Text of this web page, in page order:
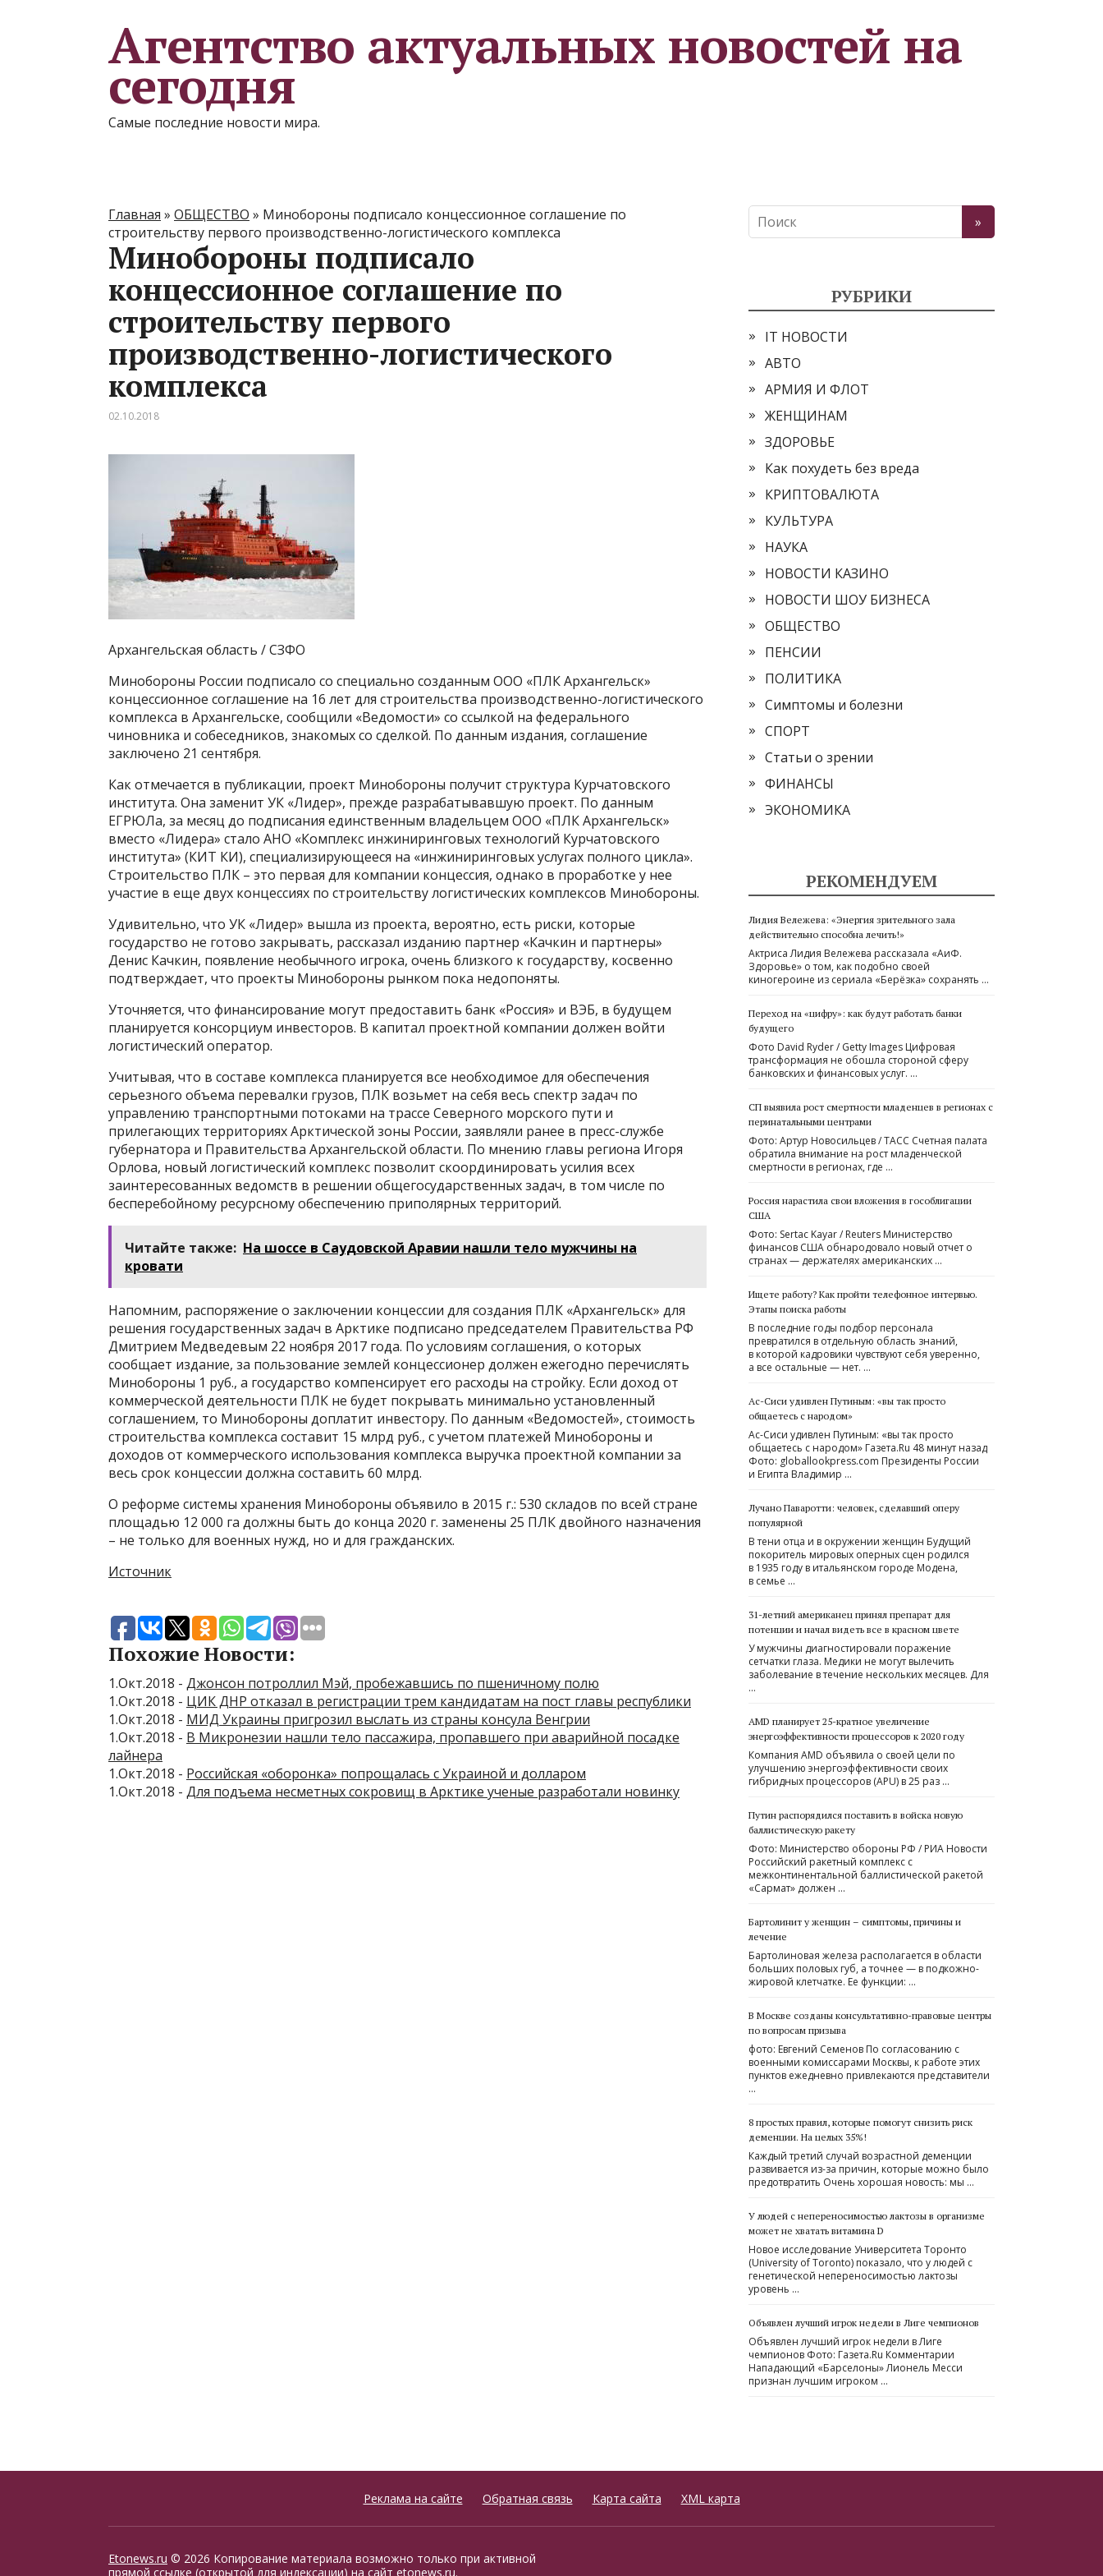
Агентство актуальных новостей на
сегодня
Самые последние новости мира.
Главная » ОБЩЕСТВО » Минобороны подписало концессионное соглашение по
строительству первого производственно-логистического комплекса
Минобороны подписало
концессионное соглашение по
строительству первого
производственно-логистического
комплекса
02.10.2018
Архангельская область / СЗФО
Минобороны России подписало со специально созданным ООО «ПЛК Архангельск»
концессионное соглашение на 16 лет для строительства производственно-логистического
комплекса в Архангельске, сообщили «Ведомости» со ссылкой на федерального
чиновника и собеседников, знакомых со сделкой. По данным издания, соглашение
заключено 21 сентября.
Как отмечается в публикации, проект Минобороны получит структура Курчатовского
института. Она заменит УК «Лидер», прежде разрабатывавшую проект. По данным
ЕГРЮЛа, за месяц до подписания единственным владельцем ООО «ПЛК Архангельск»
вместо «Лидера» стало АНО «Комплекс инжиниринговых технологий Курчатовского
института» (КИТ КИ), специализирующееся на «инжиниринговых услугах полного цикла».
Строительство ПЛК – это первая для компании концессия, однако в проработке у нее
участие в еще двух концессиях по строительству логистических комплексов Минобороны.
Удивительно, что УК «Лидер» вышла из проекта, вероятно, есть риски, которые
государство не готово закрывать, рассказал изданию партнер «Качкин и партнеры»
Денис Качкин, появление необычного игрока, очень близкого к государству, косвенно
подтверждает, что проекты Минобороны рынком пока недопоняты.
Уточняется, что финансирование могут предоставить банк «Россия» и ВЭБ, в будущем
планируется консорциум инвесторов. В капитал проектной компании должен войти
логистический оператор.
Учитывая, что в составе комплекса планируется все необходимое для обеспечения
серьезного объема перевалки грузов, ПЛК возьмет на себя весь спектр задач по
управлению транспортными потоками на трассе Северного морского пути и
прилегающих территориях Арктической зоны России, заявляли ранее в пресс-службе
губернатора и Правительства Архангельской области. По мнению главы региона Игоря
Орлова, новый логистический комплекс позволит скоординировать усилия всех
заинтересованных ведомств в решении общегосударственных задач, в том числе по
бесперебойному ресурсному обеспечению приполярных территорий.
Читайте также: На шоссе в Саудовской Аравии нашли тело мужчины на
кровати
Напомним, распоряжение о заключении концессии для создания ПЛК «Архангельск» для
решения государственных задач в Арктике подписано председателем Правительства РФ
Дмитрием Медведевым 22 ноября 2017 года. По условиям соглашения, о которых
сообщает издание, за пользование землей концессионер должен ежегодно перечислять
Минобороны 1 руб., а государство компенсирует его расходы на стройку. Если доход от
коммерческой деятельности ПЛК не будет покрывать минимально установленный
соглашением, то Минобороны доплатит инвестору. По данным «Ведомостей», стоимость
строительства комплекса составит 15 млрд руб., с учетом платежей Минобороны и
доходов от коммерческого использования комплекса выручка проектной компании за
весь срок концессии должна составить 60 млрд.
О реформе системы хранения Минобороны объявило в 2015 г.: 530 складов по всей стране
площадью 12 000 га должны быть до конца 2020 г. заменены 25 ПЛК двойного назначения
– не только для военных нужд, но и для гражданских.
Источник
Похожие Новости:
1.Окт.2018 - Джонсон потроллил Мэй, пробежавшись по пшеничному полю
1.Окт.2018 - ЦИК ДНР отказал в регистрации трем кандидатам на пост главы республики
1.Окт.2018 - МИД Украины пригрозил выслать из страны консула Венгрии
1.Окт.2018 - В Микронезии нашли тело пассажира, пропавшего при аварийной посадке
лайнера
1.Окт.2018 - Российская «оборонка» попрощалась с Украиной и долларом
1.Окт.2018 - Для подъема несметных сокровищ в Арктике ученые разработали новинку
РУБРИКИ
IT НОВОСТИ
АВТО
АРМИЯ И ФЛОТ
ЖЕНЩИНАМ
ЗДОРОВЬЕ
Как похудеть без вреда
КРИПТОВАЛЮТА
КУЛЬТУРА
НАУКА
НОВОСТИ КАЗИНО
НОВОСТИ ШОУ БИЗНЕСА
ОБЩЕСТВО
ПЕНСИИ
ПОЛИТИКА
Симптомы и болезни
СПОРТ
Статьи о зрении
ФИНАНСЫ
ЭКОНОМИКА
РЕКОМЕНДУЕМ
Лидия Вележева: «Энергия зрительного зала
действительно способна лечить!»
Актриса Лидия Вележева рассказала «АиФ.
Здоровье» о том, как подобно своей
киногероине из сериала «Берёзка» сохранять …
Переход на «цифру»: как будут работать банки
будущего
Фото David Ryder / Getty Images Цифровая
трансформация не обошла стороной сферу
банковских и финансовых услуг. …
СП выявила рост смертности младенцев в регионах с
перинатальными центрами
Фото: Артур Новосильцев / ТАСС Счетная палата
обратила внимание на рост младенческой
смертности в регионах, где …
Россия нарастила свои вложения в гособлигации
США
Фото: Sertac Kayar / Reuters Министерство
финансов США обнародовало новый отчет о
странах — держателях американских …
Ищете работу? Как пройти телефонное интервью.
Этапы поиска работы
В последние годы подбор персонала
превратился в отдельную область знаний,
в которой кадровики чувствуют себя уверенно,
а все остальные — нет. …
Ас-Сиси удивлен Путиным: «вы так просто
общаетесь с народом»
Ас-Сиси удивлен Путиным: «вы так просто
общаетесь с народом» Газета.Ru 48 минут назад
Фото: globallookpress.com Президенты России
и Египта Владимир …
Лучано Паваротти: человек, сделавший оперу
популярной
В тени отца и в окружении женщин Будущий
покоритель мировых оперных сцен родился
в 1935 году в итальянском городе Модена,
в семье …
31-летний американец принял препарат для
потенции и начал видеть все в красном цвете
У мужчины диагностировали поражение
сетчатки глаза. Медики не могут вылечить
заболевание в течение нескольких месяцев. Для
…
AMD планирует 25-кратное увеличение
энергоэффективности процессоров к 2020 году
Компания AMD объявила о своей цели по
улучшению энергоэффективности своих
гибридных процессоров (APU) в 25 раз …
Путин распорядился поставить в войска новую
баллистическую ракету
Фото: Министерство обороны РФ / РИА Новости
Российский ракетный комплекс с
межконтинентальной баллистической ракетой
«Сармат» должен …
Бартолинит у женщин – симптомы, причины и
лечение
Бартолиновая железа располагается в области
больших половых губ, а точнее — в подкожно-
жировой клетчатке. Ее функции: …
В Москве созданы консультативно-правовые центры
по вопросам призыва
фото: Евгений Семенов По согласованию с
военными комиссарами Москвы, к работе этих
пунктов ежедневно привлекаются представители
…
8 простых правил, которые помогут снизить риск
деменции. На целых 35%!
Каждый третий случай возрастной деменции
развивается из-за причин, которые можно было
предотвратить Очень хорошая новость: мы …
У людей с непереносимостью лактозы в организме
может не хватать витамина D
Новое исследование Университета Торонто
(University of Toronto) показало, что у людей с
генетической непереносимостью лактозы
уровень …
Объявлен лучший игрок недели в Лиге чемпионов
Объявлен лучший игрок недели в Лиге
чемпионов Фото: Газета.Ru Комментарии
Нападающий «Барселоны» Лионель Месси
признан лучшим игроком …
Реклама на сайте Обратная связь Карта сайта XML карта
Etonews.ru © 2026 Копирование материала возможно только при активной
прямой ссылке (открытой для индексации) на сайт etonews.ru.